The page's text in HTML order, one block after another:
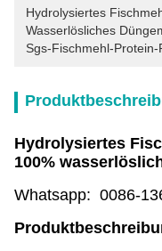
Hydrolysiertes
Wasserlösliches
Sgs-Fischmehl-Protein-
Hydrolysiertes
100%
Whatsapp: 0086-